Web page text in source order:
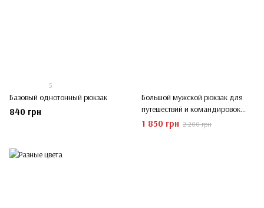
5
Базовый однотонный рюкзак
840 грн
Большой мужской рюкзак для
путешествий и командировок
(Размер XL)
1 850 грн 2 200 грн